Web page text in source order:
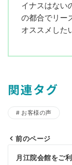
イナスはない
の都合でリー
オススメした
関連タグ
お客様の声
前のページ
月江院会館をご